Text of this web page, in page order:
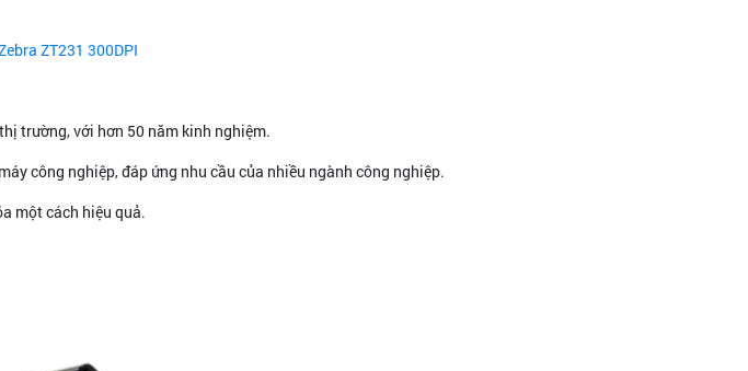
ZT231 300DPI
trường, với hơn 50 năm kinh nghiệm.
công nghiệp, đáp ứng nhu cầu của nhiều ngành công nghiệp.
một cách hiệu quả.